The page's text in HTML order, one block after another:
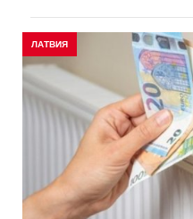
ЛАТВИЯ